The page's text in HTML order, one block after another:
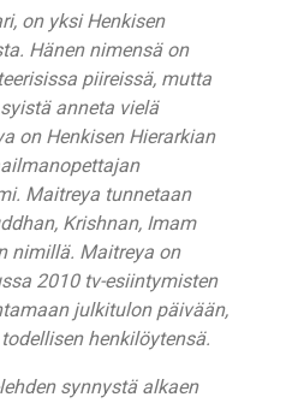
on yksi Henkisen
Hänen nimensä on
piireissä, mutta
anneta vielä
on Henkisen Hierarkian
Maitreya tunnetaan
Krishnan, Imam
nimillä. Maitreya on
2010 tv-esiintymisten
julkitulon päivään,
henkilöytensä.
synnystä alkaen